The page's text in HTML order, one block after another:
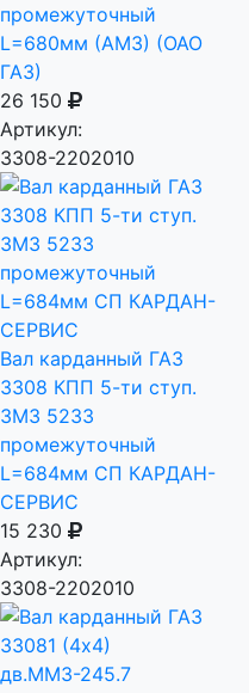
промежуточный
L=680мм (АМЗ) (ОАО
ГАЗ)
26 150
Артикул:
3308-2202010
Вал карданный ГАЗ
3308 КПП 5-ти ступ.
ЗМЗ 5233
промежуточный
L=684мм СП КАРДАН-
СЕРВИС
15 230
Артикул:
3308-2202010